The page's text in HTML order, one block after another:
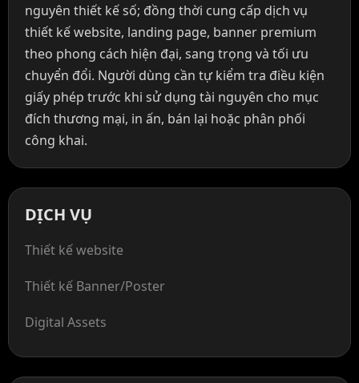
nguyên thiết kế số; đồng thời cung cấp dịch vụ
thiết kế website, landing page, banner premium
theo phong cách hiện đại, sang trọng và tối ưu
chuyển đổi. Người dùng cần tự kiểm tra điều kiện
giấy phép trước khi sử dụng tài nguyên cho mục
đích thương mại, in ấn, bán lại hoặc phân phối
công khai.
DỊCH VỤ
Thiết kế website
Thiết kế Banner/Poster
Digital Assets